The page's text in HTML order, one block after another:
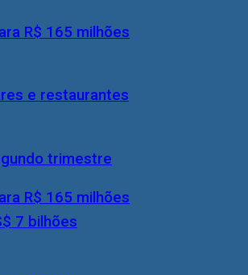
R$ 165 milhões
R$ 165 milhões
e restaurantes
trimestre
7 bilhões